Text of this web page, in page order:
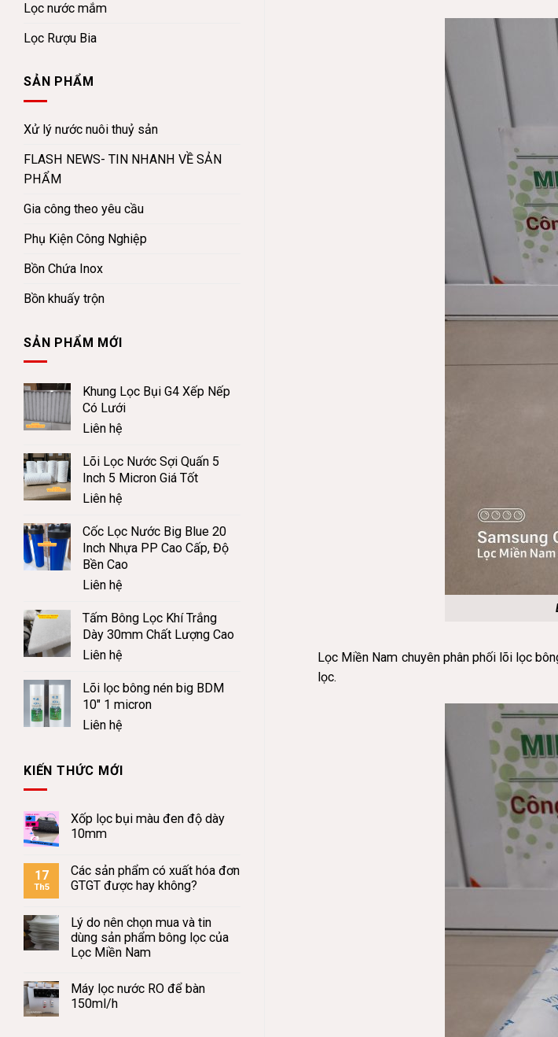
Lọc nước mắm
Lọc Rượu Bia
SẢN PHẨM
Xử lý nước nuôi thuỷ sản
FLASH NEWS- TIN NHANH VỀ SẢN
PHẨM
Gia công theo yêu cầu
Phụ Kiện Công Nghiệp
Bồn Chứa Inox
Bồn khuấy trộn
SẢN PHẨM MỚI
Khung Lọc Bụi G4 Xếp Nếp
Có Lưới
Liên hệ
Lõi Lọc Nước Sợi Quấn 5
Inch 5 Micron Giá Tốt
Liên hệ
Cốc Lọc Nước Big Blue 20
Inch Nhựa PP Cao Cấp, Độ
Bền Cao
Liên hệ
Tấm Bông Lọc Khí Trắng
Dày 30mm Chất Lượng Cao
Liên hệ
Lõi lọc bông nén big BDM
10" 1 micron
Liên hệ
KIẾN THỨC MỚI
Xốp lọc bụi màu đen độ dày
10mm
17
Th5
Các sản phẩm có xuất hóa đơn
GTGT được hay không?
Lý do nên chọn mua và tin
dùng sản phẩm bông lọc của
Lọc Miền Nam
Máy lọc nước RO để bàn
150ml/h
Lọc Miền Nam chuyên phân phối lõi lọc
lọc.